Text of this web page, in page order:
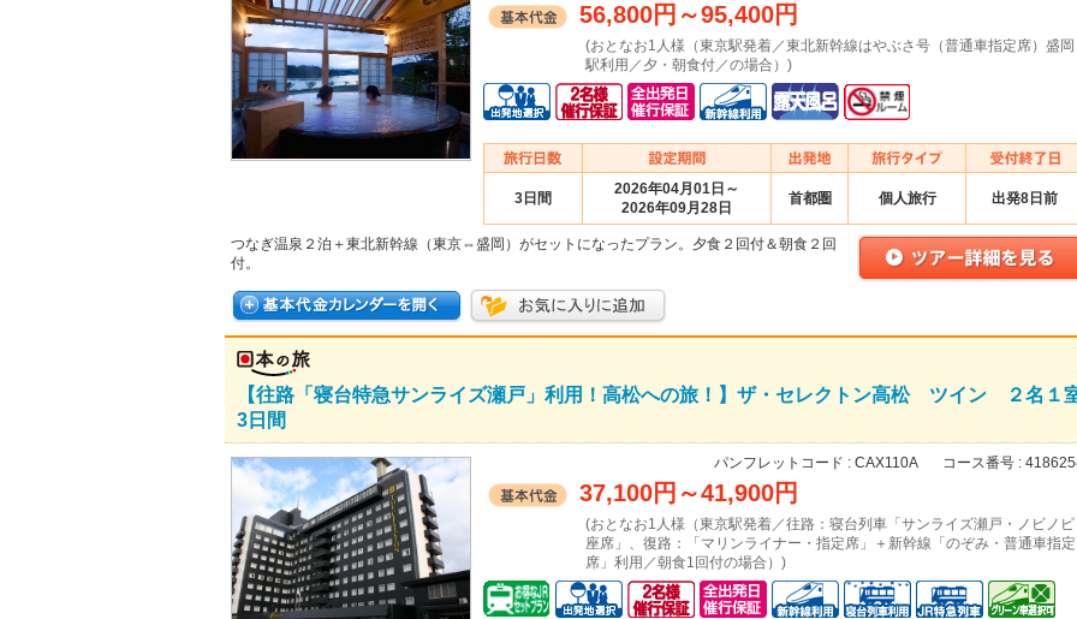
56,800円 ～95,400円
(おとなお1人様（東京駅発着／東北新幹線はやぶさ号（普通車指定席）盛岡
駅利用／夕・朝食付／の場合）)
3日間
2026年04月01日～
2026年09月28日
首都圏 個人旅行 出発8日前
つなぎ温泉２泊＋東北新幹線（東京⇔盛岡）がセットになったプラン。夕食２回付＆朝食２回
付。
【往路「寝台特急サンライズ瀬戸」利用！高松への旅！】ザ・セレクトン高松 ツイン ２名１
3日間
パンフレットコード : CAX110A コース番号 :
37,100円 ～41,900円
(おとなお1人様（東京駅発着／往路：寝台列車「サンライズ瀬戸・ノビノビ
座席」、復路：「マリンライナー・指定席」＋新幹線「のぞみ・普通車指定
席」利用／朝食1回付の場合）)